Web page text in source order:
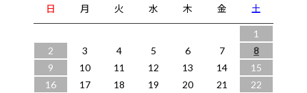
日
月 火 水 木 金
土
1
2
3 4 5 6 7
8
9
10 11 12 13 14
15
16
17 18 19 20 21
22